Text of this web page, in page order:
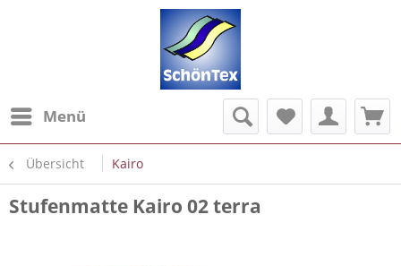
Menü
Übersicht Kairo
Stufenmatte Kairo 02 terra